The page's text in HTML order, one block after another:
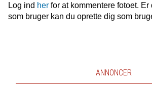
Log ind herfor at kommentere fotoet. Er
som bruger kan du oprette dig som
ANNONCER